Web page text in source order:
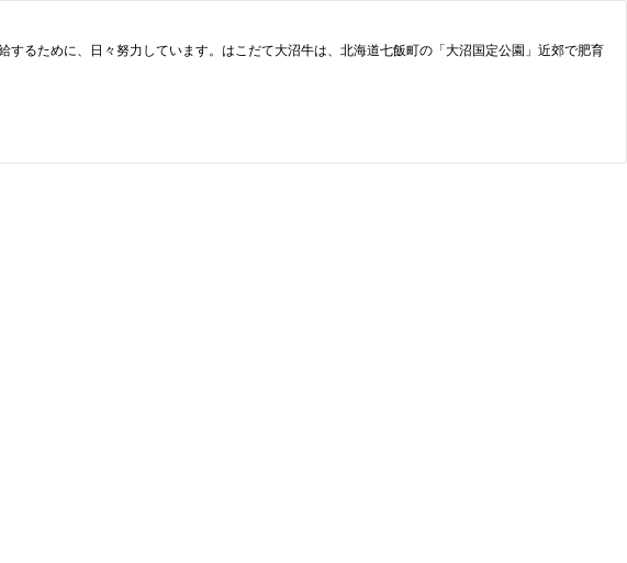
るために、日々努力しています。はこだて大沼牛は、北海道七飯町の「大沼国定公園」近郊で肥育